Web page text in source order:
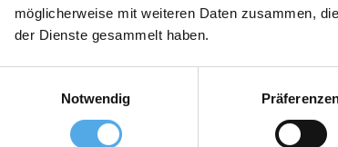
möglicherweise mit weiteren Daten zusammen,
der Dienste gesammelt haben.
Notwendig